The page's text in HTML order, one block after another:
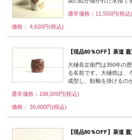
通常価格：11,550円(税込)
価格： 4,620円(税込)
【現品80％OFF】茶道
大樋長左衛門は350年の
る名前です。大樋焼は、
成型し、飴釉を掛けるの
通常価格：198,000円(税込)
価格： 39,600円(税込)
【現品80％OFF】茶道